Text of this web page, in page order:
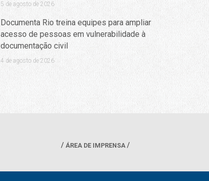
5 de agosto de 2026
Documenta Rio treina equipes para ampliar
acesso de pessoas em vulnerabilidade à
documentação civil
4 de agosto de 2026
ÁREA DE IMPRENSA